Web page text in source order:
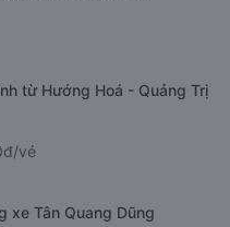
từ Hướng Hoá - Quảng Trị
vé
xe Tân Quang Dũng